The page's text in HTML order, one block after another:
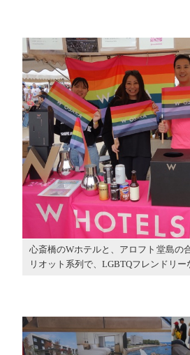
心斎橋のWホテルと、アロフト堂島の
リオット系列で、LGBTQフレンドリー